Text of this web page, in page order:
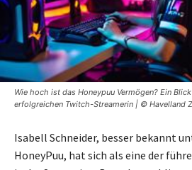
Wie hoch ist das Honeypuu Vermögen? Ein
erfolgreichen Twitch-Streamerin | © Havelland
Isabell Schneider, besser bekannt
HoneyPuu, hat sich als eine der